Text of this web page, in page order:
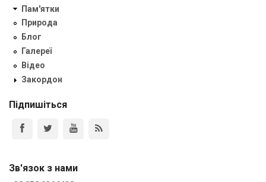
Пам'ятки
Природа
Блог
Галереї
Відео
Закордон
Підпишіться
Зв'язок з нами